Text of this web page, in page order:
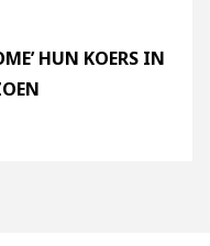
HUN KOERS IN